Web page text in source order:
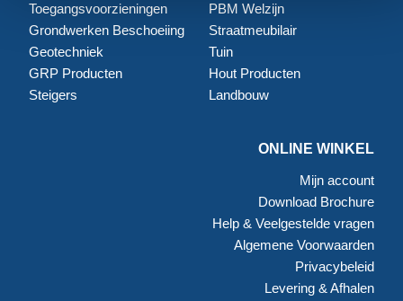
Toegangsvoorzieningen
Grondwerken Beschoeiing
Geotechniek
GRP Producten
Steigers
PBM Welzijn
Straatmeubilair
Tuin
Hout Producten
Landbouw
ONLINE WINKEL
Mijn account
Download Brochure
Help & Veelgestelde vragen
Algemene Voorwaarden
Privacybeleid
Levering & Afhalen